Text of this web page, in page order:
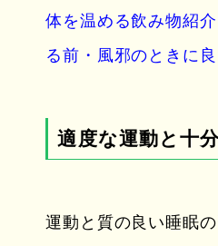
体を温める飲み物紹
る前・風邪のときに
適度な運動と十
運動と質の良い睡眠